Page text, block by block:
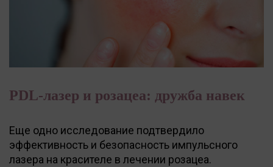
PDL-лазер и розацеа: дружба навек
Еще одно исследование подтвердило
эффективность и безопасность импульсного
лазера на красителе в лечении розацеа.